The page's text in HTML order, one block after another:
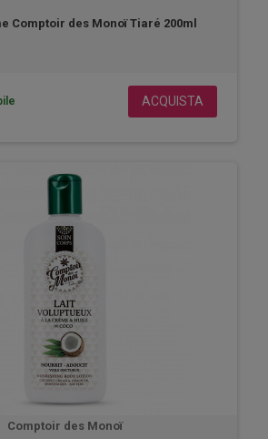
Comptoir des Monoï Tiaré 200ml
ACQUISTA
Comptoir des Monoï